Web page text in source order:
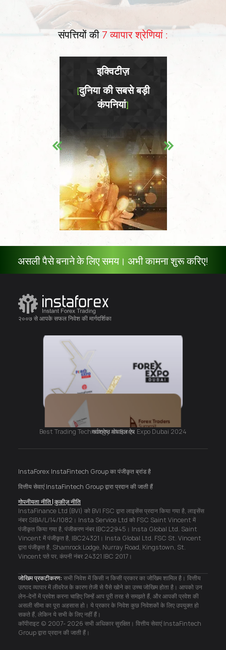
संपत्तियों की 7 व्यापार श्रेणियां :
इक्विटीज़
[दुनिया की सबसे बड़ी
कंपनियां]
असली पैसे बनाने के लिए समय। अभी कामना शुरू करिए!
Best Trading Technology at Forex Expo Dubai 2024
सर्वश्रेष्ठ मोबाइल ऐप
२००७ से आपके सफल निवेश की मार्गदर्शिका
InstaForex InstaFintech Group का पंजीकृत ब्रांड है
वित्तीय सेवाएं InstaFintech Group द्वारा प्रदान की जाती हैं
गोपनीयता नीति कुकीज़ नीति
InstaFinance Ltd (BVI) को BVI FSC द्वारा लाइसेंस प्रदान किया गया है, लाइसेंस
नंबर SIBA/L/14/1082। Insta Service Ltd को FSC Saint Vincent में
पंजीकृत किया गया है, पंजीकरण नंबर IBC22945। Insta Global Ltd. Saint
Vincent में पंजीकृत है, IBC24321। Insta Global Ltd. FSC St. Vincent
द्वारा पंजीकृत है, Shamrock Lodge, Nurray Road, Kingstown, St.
Vincent पते पर, कंपनी नंबर 24321 IBC 2017।
जोखिम प्रकटीकरण: सभी निवेश में किसी न किसी प्रकार का जोखिम शामिल है। वित्तीय
उत्पाद व्यापार में लीवरेज के कारण तेजी से पैसे खोने का उच्च जोखिम होता है। आपको उन
लेन-देनों में प्रवेश करना चाहिए जिन्हें आप पूरी तरह से समझते हैं, और आपकी प्रवेश की
असली सीमा का पूरा अहसास हो। ये प्रकार के निवेश कुछ निवेशकों के लिए उपयुक्त हो
सकते हैं, लेकिन ये सभी के लिए नहीं हैं।
कॉपीराइट © 2007- 2026 सभी अधिकार सुरक्षित। वित्तीय सेवाएं InstaFintech
Group द्वारा प्रदान की जाती हैं।